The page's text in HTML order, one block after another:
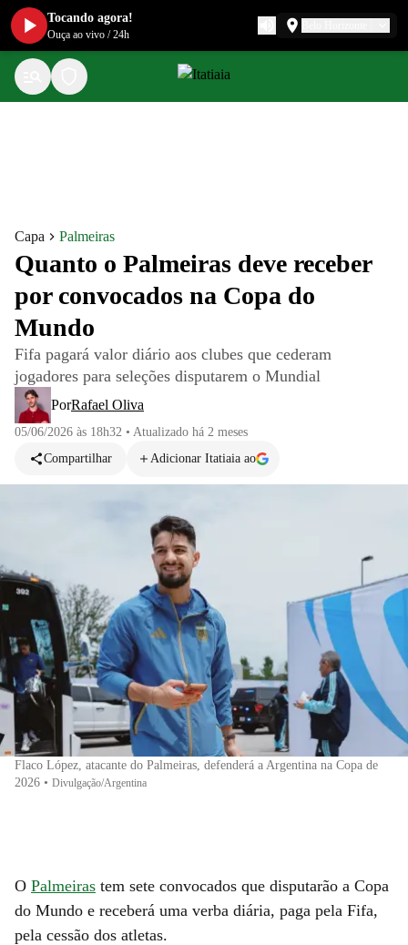
Capa Palmeiras
Quanto o Palmeiras deve receber
por convocados na Copa do
Mundo
Fifa pagará valor diário aos clubes que cederam
jogadores para seleções disputarem o Mundial
PorRafael Oliva
05/06/2026 às 18h32 • Atualizado há 2 meses
Compartilhar
Adicionar Itatiaia ao
Flaco López, atacante do Palmeiras, defenderá a Argentina na Copa de
2026 • Divulgação/Argentina
O Palmeiras tem sete convocados que disputarão a Copa
do Mundo e receberá uma verba diária, paga pela Fifa,
pela cessão dos atletas.
Tocando agora!
Ouça ao vivo /24h